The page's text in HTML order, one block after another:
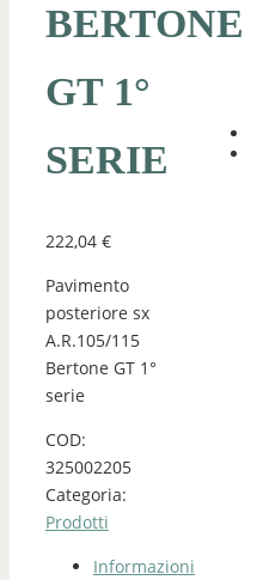
BERTONE
GT 1°
SERIE
222,04 €
Pavimento
posteriore sx
A.R.105/115
Bertone GT 1°
serie
COD:
325002205
Categoria:
Prodotti
Informazioni